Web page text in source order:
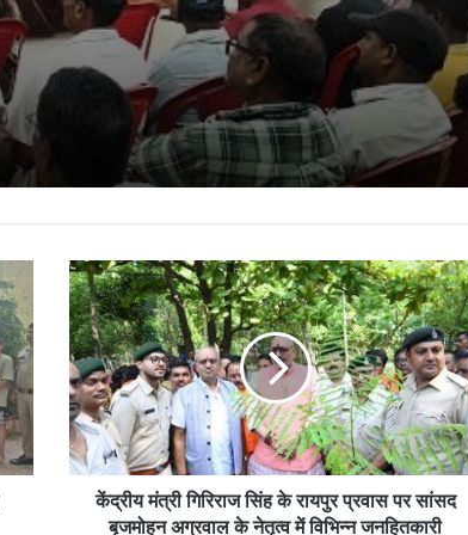
3.0, न्याय श्रुति एवं ICJS” पर व्यापक संयुक्त
कार्यशाला आयोजित
फसल बीमा कराने की अंतिम तिथि बढ़ी: अब किसान
भाई 14 अगस्त तक कर सकेंगे पंजीयन
मुख्यमंत्री श्री साय PARAS पोर्टल के अंतर्गत
महापौर अलका बाघमार ने तीन वार्डों में करोड़ों के
विकास कार्यों का किया भूमिपूजन…
जिला अध्यक्ष हिमांशु सिंह ने कहा : दृढ़ इच्छाशक्ति,
कठोर परिश्रम और अनुशासन के बल पर कोई भी
लक्ष्य असंभव नहीं होता
केंद्रीय
मंत्री
गिरिराज
सिंह
के
रायपुर
प्रवास
पर
सांसद
बृजमोहन
अग्रवाल
केंद्रीय मंत्री गिरिराज सिंह के रायपुर प्रवास पर सांसद
बृजमोहन अग्रवाल के नेतृत्व में विभिन्न जनहितकारी